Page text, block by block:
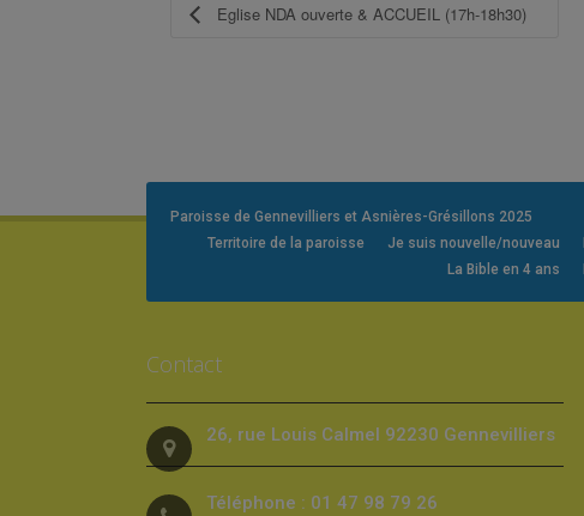
Eglise NDA ouverte & ACCUEIL (17h-18h30)
Paroisse de Gennevilliers et Asnières-Grésillons 2025
Territoire de la paroisse
Je suis nouvelle/nouveau
La Bible en 4 ans
Contact
26, rue Louis Calmel 92230 Gennevilliers
Téléphone : 01 47 98 79 26